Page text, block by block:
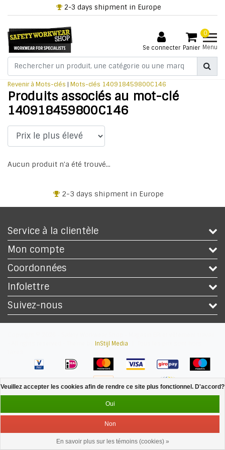
2-3 days shipment in Europe
Se connecter
0
Panier Menu
Revenir à Mots-clés | Mots-clés 140918459800C146
Produits associés au mot-clé
140918459800C146
Aucun produit n'a été trouvé...
2-3 days shipment in Europe
Service à la clientèle
Mon compte
Coordonnées
Infolettre
Suivez-nous
InStijl Media
Menu Se connecter
Veuillez accepter les cookies afin de rendre ce site plus fonctionnel. D'accord?
Oui
Non
En savoir plus sur les témoins (cookies) »